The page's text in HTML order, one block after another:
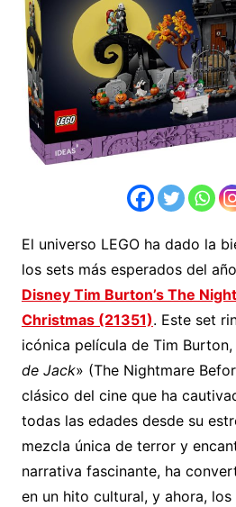
El universo LEGO ha dado la
los sets más esperados del
Disney Tim Burton’s The
Christmas (21351). Este set
icónica película de Tim Burton,
de Jack» (The Nightmare
clásico del cine que ha
todas las edades desde su
mezcla única de terror y
narrativa fascinante, ha
en un hito cultural, y ahora,